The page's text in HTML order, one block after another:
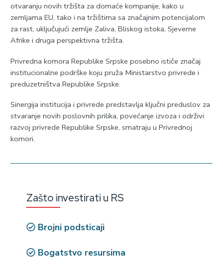
otvaranju novih tržišta za domaće kompanije, kako u
zemljama EU, tako i na tržištima sa značajnim potencijalom
za rast, uključujući zemlje Zaliva, Bliskog istoka, Sjeverne
Afrike i druga perspektivna tržišta.
Privredna komora Republike Srpske posebno ističe značaj
institucionalne podrške koju pruža Ministarstvo privrede i
preduzetništva Republike Srpske.
Sinergija institucija i privrede predstavlja ključni preduslov za
stvaranje novih poslovnih prilika, povećanje izvoza i održivi
razvoj privrede Republike Srpske, smatraju u Privrednoj
komori.
Zašto investirati u RS
Brojni podsticaji
Bogatstvo resursima